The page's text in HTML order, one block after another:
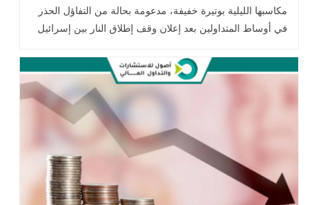
مكاسبها الليلية بوتيرة خفيفة، مدعومة بحالة من التفاؤل الحذر
في أوساط المتداولين بعد إعلان وقف إطلاق النار بين إسرائيل